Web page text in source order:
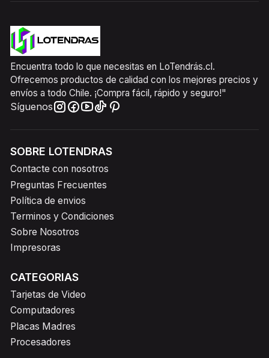
Encuentra todo lo que necesitas en LoTendrás.cl.
Ofrecemos productos de calidad con los mejores precios y
envíos a todo Chile. ¡Compra fácil, rápido y seguro!"
Síguenos
SOBRE LOTENDRAS
Contacte con nosotros
Preguntas Frecuentes
Política de envios
Terminos y Condiciones
Sobre Nosotros
Impresoras
CATEGORIAS
Tarjetas de Video
Computadores
Placas Madres
Procesadores